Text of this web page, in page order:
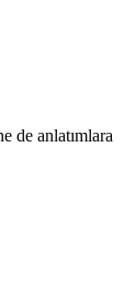
de anlatımlara